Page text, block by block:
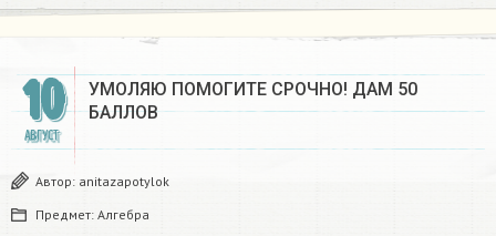
10
АВГУСТ
УМОЛЯЮ ПОМОГИТЕ СРОЧНО! ДАМ 50
БАЛЛОВ​
Автор: anitazapotylok
Предмет: Алгебра